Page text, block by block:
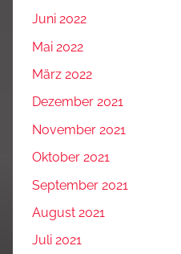
Juni 2022
Mai 2022
März 2022
Dezember 2021
November 2021
Oktober 2021
September 2021
August 2021
Juli 2021